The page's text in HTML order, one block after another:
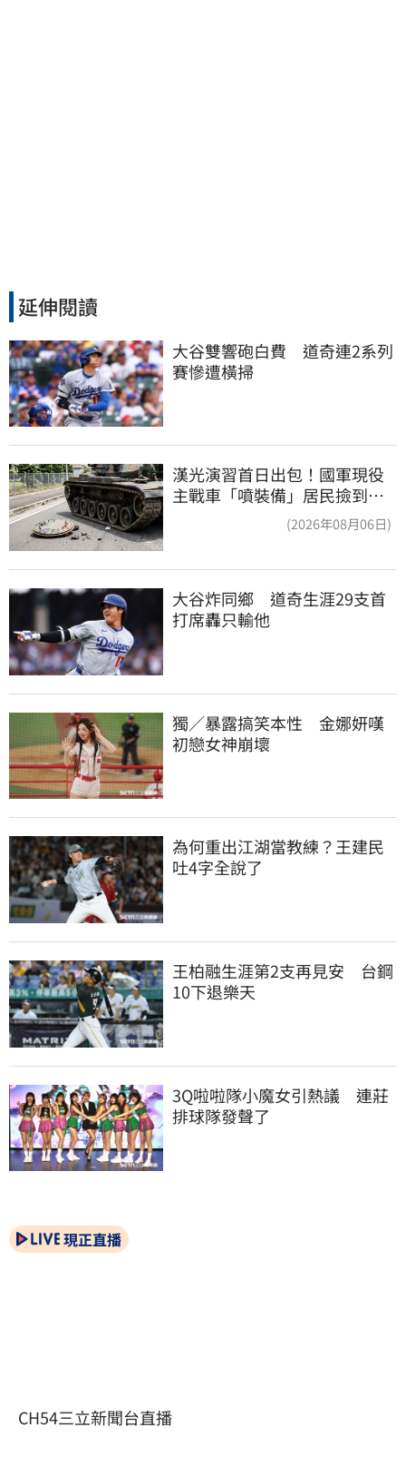
延伸閱讀
大谷雙響砲白費　道奇連2系列
賽慘遭橫掃
漢光演習首日出包！國軍現役
主戰車「噴裝備」居民撿到零
(2026年08月06日)
大谷炸同鄉　道奇生涯29支首
打席轟只輸他
獨／暴露搞笑本性　金娜妍嘆
初戀女神崩壞
為何重出江湖當教練？王建民
吐4字全說了
王柏融生涯第2支再見安　台鋼
10下退樂天
3Q啦啦隊小魔女引熱議　連莊
排球隊發聲了
現正直播
CH54三立新聞台直播